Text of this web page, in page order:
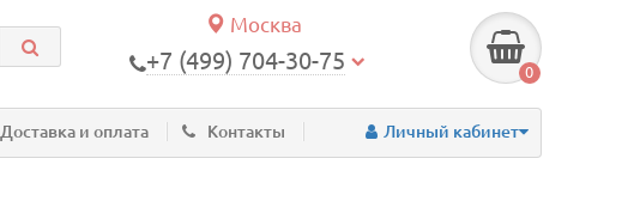
Москва
+7 (499) 704-30-75 0
Доставка и оплата Контакты Личный кабинет